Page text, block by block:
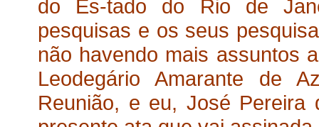
do Es-tado do Rio de
pesquisas e os seus
não havendo mais assuntos
Leodegário Amarante de
Reunião, e eu, José Pereira